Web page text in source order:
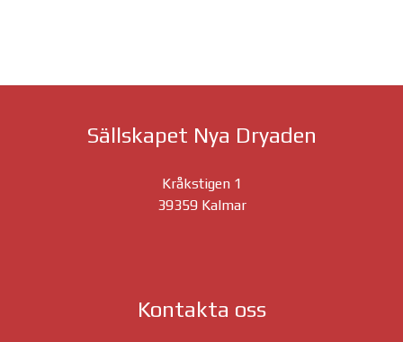
Sällskapet Nya Dryaden
Kråkstigen 1
39359 Kalmar
Kontakta oss